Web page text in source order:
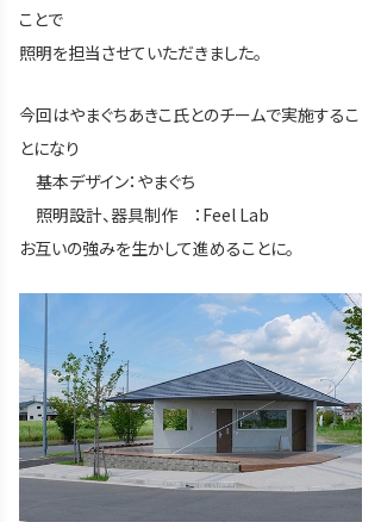
ことで
照明を担当させていただきました。
今回はやまぐちあきこ氏とのチームで実施するこ
とになり
基本デザイン：やまぐち
照明設計、器具制作 ：Feel Lab
お互いの強みを生かして進めることに。